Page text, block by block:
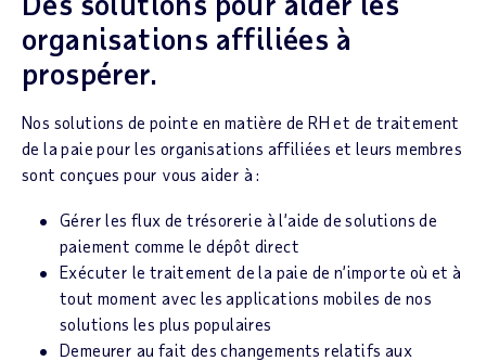
organisations affiliées à
prospérer.
Nos solutions de pointe en matière de RH et de traitement
de la paie pour les organisations affiliées et leurs membres
sont conçues pour vous aider à :
Gérer les flux de trésorerie à l’aide de solutions de
paiement comme le dépôt direct
Exécuter le traitement de la paie de n’importe où et à
tout moment avec les applications mobiles de nos
solutions les plus populaires
Demeurer au fait des changements relatifs aux